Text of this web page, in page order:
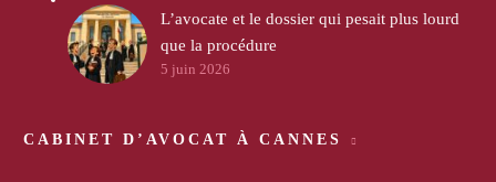
L’avocate et le dossier qui pesait plus lourd
que la procédure
5 juin 2026
CABINET D’AVOCAT À CANNES